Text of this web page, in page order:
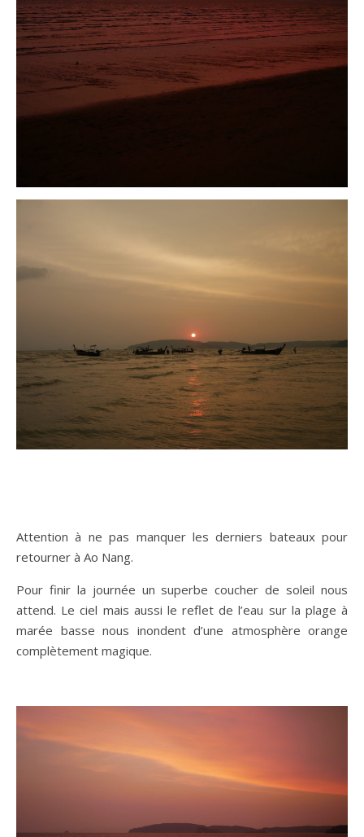
Attention à ne pas manquer les derniers bateaux pour
retourner à Ao Nang.
Pour finir la journée un superbe coucher de soleil nous
attend. Le ciel mais aussi le reflet de l’eau sur la plage à
marée basse nous inondent d’une atmosphère orange
complètement magique.